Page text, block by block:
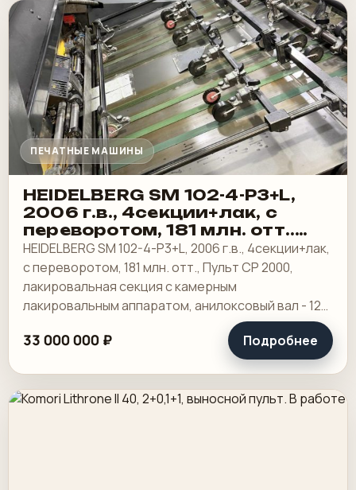
ПЕЧАТНЫЕ МАШИНЫ
HEIDELBERG SM 102-4-P3+L,
2006 г.в., 4секции+лак, с
переворотом, 181 млн. отт..
Пульт CP 2000
HEIDELBERG SM 102-4-P3+L, 2006 г.в., 4секции+лак,
с переворотом, 181 млн. отт., Пульт CP 2000,
лакировальная секция с камерным
лакировальным аппаратом, анилоксовый вал - 120
линий/ см., установка форм-Autoplate, Система.
33 000 000 ₽ Подробнее